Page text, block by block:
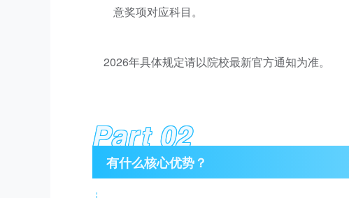
意奖项对应科目。
2026年具体规定请以院校最新官方通知为准。
Part 02
有什么核心优势？